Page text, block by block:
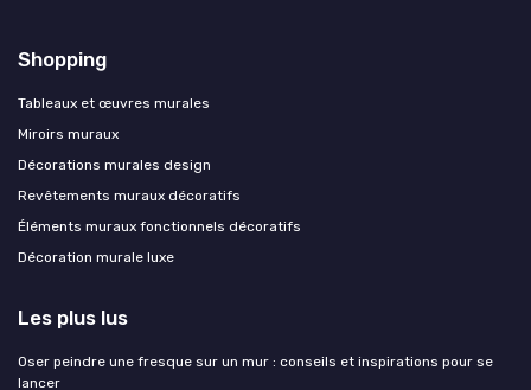
Shopping
Tableaux et œuvres murales
Miroirs muraux
Décorations murales design
Revêtements muraux décoratifs
Éléments muraux fonctionnels décoratifs
Décoration murale luxe
Les plus lus
Oser peindre une fresque sur un mur : conseils et inspirations pour se
lancer